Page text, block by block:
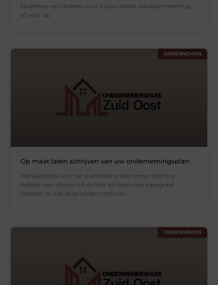
facetimen en chatten voor bijvoorbeeld zakelijke meetings
of voor op
ONDERNEMEN
Op maat laten schrijven van uw ondernemingsplan
Werkkapitaal voor de startende ondernemer Starters
hebben een sterke wil, echter de financiele paragraaf
hebben ze niet altijd onder controle.
ONDERNEMEN